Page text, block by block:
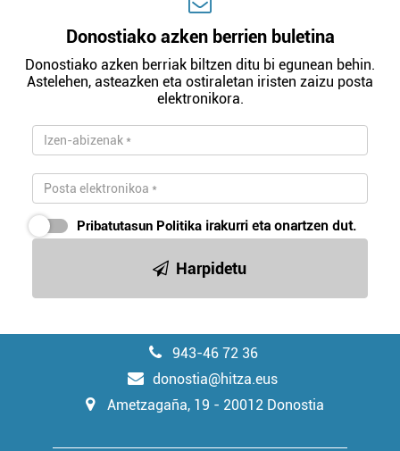
Donostiako azken berrien buletina
Donostiako azken berriak biltzen ditu bi egunean behin.
Astelehen, asteazken eta ostiraletan iristen zaizu posta
elektronikora.
Pribatutasun Politika irakurri eta onartzen dut.
Harpidetu
943-46 72 36
donostia@hitza.eus
Ametzagaña, 19 - 20012 Donostia